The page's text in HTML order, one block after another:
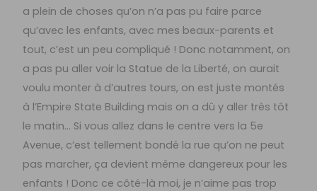
a plein de choses qu’on n’a pas pu faire parce
qu’avec les enfants, avec mes beaux-parents et
tout, c’est un peu compliqué ! Donc notamment, on
a pas pu aller voir la Statue de la Liberté, on aurait
voulu monter à d’autres tours, on est juste montés
à l’Empire State Building mais on a dû y aller très tôt
le matin… Si vous allez dans le centre vers la 5e
Avenue, c’est tellement bondé la rue qu’on ne peut
pas marcher, ça devient même dangereux pour les
enfants ! Donc ce côté-là moi, je n’aime pas trop